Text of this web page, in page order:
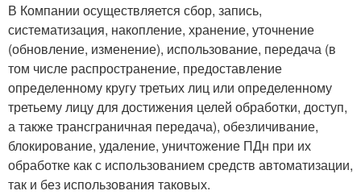
В Компании осуществляется сбор, запись,
систематизация, накопление, хранение, уточнение
(обновление, изменение), использование, передача (в
том числе распространение, предоставление
определенному кругу третьих лиц или определенному
третьему лицу для достижения целей обработки, доступ,
а также трансграничная передача), обезличивание,
блокирование, удаление, уничтожение ПДн при их
обработке как с использованием средств автоматизации,
так и без использования таковых.